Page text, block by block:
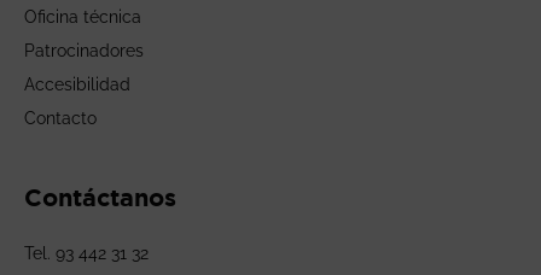
Oficina técnica
Patrocinadores
Accesibilidad
Contacto
Contáctanos
Tel. 93 442 31 32